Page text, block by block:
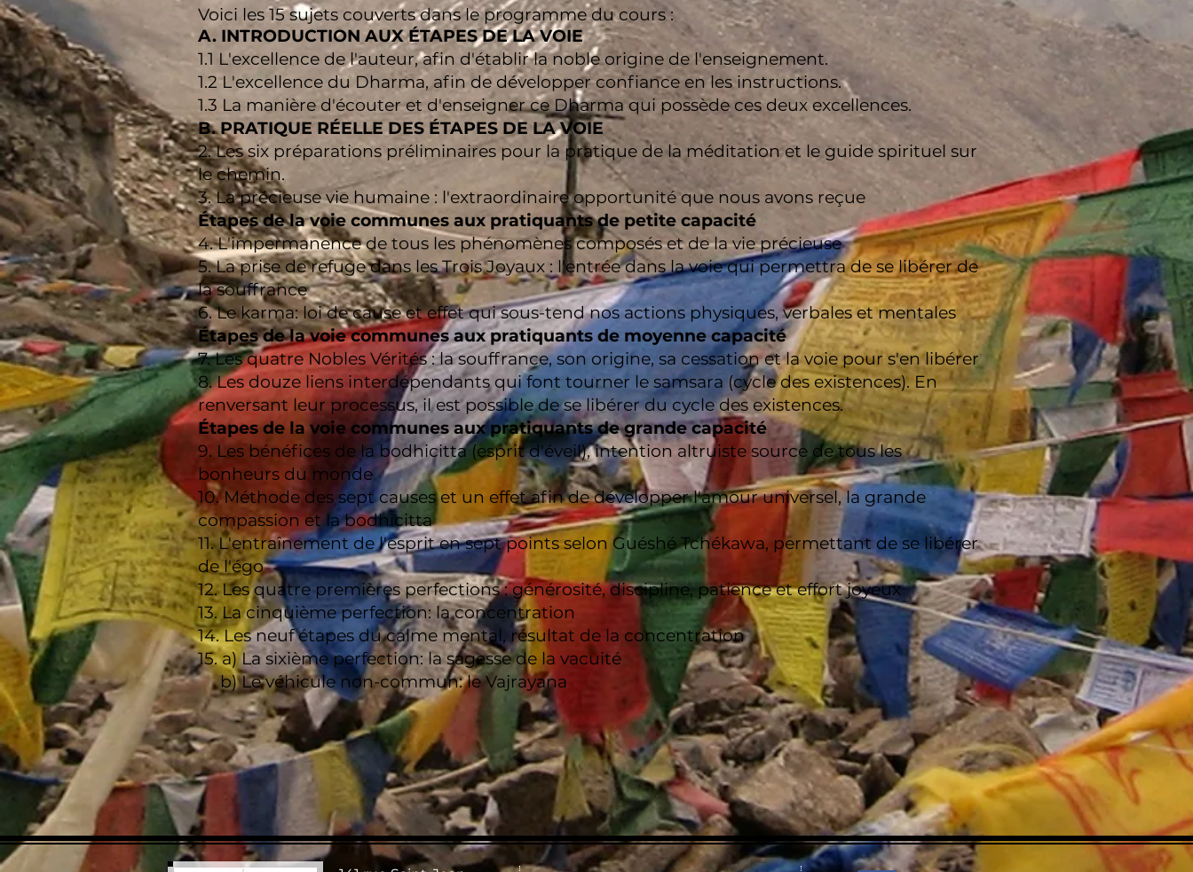
Voici les 15 sujets couverts dans le programme du cours :
A. INTRODUCTION AUX ÉTAPES DE LA VOIE
1.1 L'excellence de l'auteur, afin d'établir la noble origine de l'enseignement.
1.2 L'excellence du Dharma, afin de développer confiance en les instructions.
1.3 La manière d'écouter et d'enseigner ce Dharma qui possède ces deux excellences.
B. PRATIQUE RÉELLE DES ÉTAPES DE LA VOIE
2. Les six préparations préliminaires pour la pratique de la méditation et le guide spirituel sur
le chemin.
3. La précieuse vie humaine : l'extraordinaire opportunité que nous avons reçue
Étapes de la voie communes aux pratiquants de petite capacité
4. L'impermanence de tous les phénomènes composés et de la vie précieuse
5. La prise de refuge dans les Trois Joyaux : l'entrée dans la voie qui permettra de se libérer de
la souffrance
6. Le karma: loi de cause et effet qui sous-tend nos actions physiques, verbales et mentales
Étapes de la voie communes aux pratiquants de moyenne capacité
7. Les quatre Nobles Vérités : la souffrance, son origine, sa cessation et la voie pour s'en libérer
8. Les douze liens interdépendants qui font tourner le samsara (cycle des existences). En
renversant leur processus, il est possible de se libérer du cycle des existences.
Étapes de la voie communes aux pratiquants de grande capacité
9. Les bénéfices de la bodhicitta (esprit d'éveil), intention altruiste source de tous les
bonheurs du monde
10. Méthode des sept causes et un effet afin de développer l'amour universel, la grande
compassion et la bodhicitta
11. L'entraînement de l'esprit en sept points selon Guéshé Tchékawa, permettant de se libérer
de l'égo
12. Les quatre premières perfections : générosité, discipline, patience et effort joyeux
13. La cinquième perfection: la concentration
14. Les neuf étapes du calme mental, résultat de la concentration
15. a) La sixième perfection: la sagesse de la vacuité
b) Le véhicule non-commun: le Vajrayana